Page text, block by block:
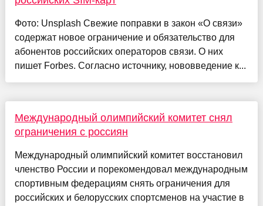
Фото: Unsplash Свежие поправки в закон «О связи»
содержат новое ограничение и обязательство для
абонентов российских операторов связи. О них
пишет Forbes. Согласно источнику, нововведение к...
Международный олимпийский комитет снял
ограничения с россиян
Международный олимпийский комитет восстановил
членство России и порекомендовал международным
спортивным федерациям снять ограничения для
российских и белорусских спортсменов на участие в